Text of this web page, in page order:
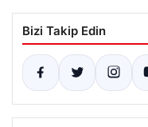
Bizi Takip Edin